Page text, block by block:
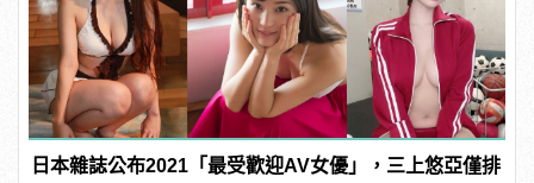
日本雜誌公布2021「最受歡迎AV女優」，三上悠亞僅排